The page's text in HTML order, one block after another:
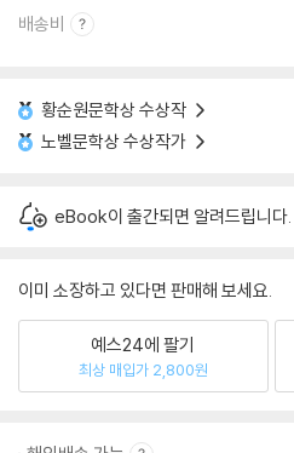
배송비
황순원문학상 수상작
노벨문학상 수상작가
eBook이 출간되면 알려드립니다.
이미 소장하고 있다면 판매해 보세요.
예스24에 팔기
최상 매입가 2,800원